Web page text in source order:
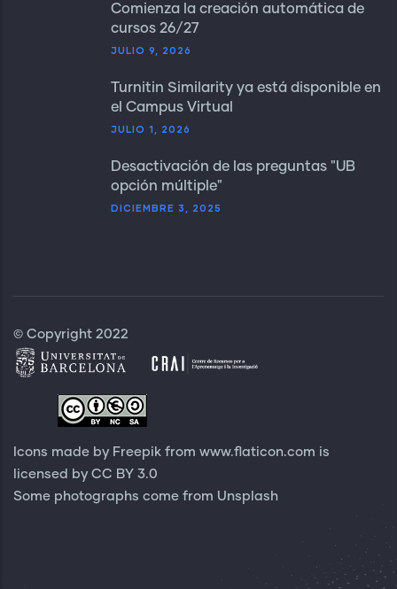
Comienza la creación automática de
cursos 26/27
JULIO 9, 2026
Turnitin Similarity ya está disponible en
el Campus Virtual
JULIO 1, 2026
Desactivación de las preguntas "UB
opción múltiple"
DICIEMBRE 3, 2025
© Copyright 2022
Icons made by Freepik from www.flaticon.com is
licensed by CC BY 3.0
Some photographs come from Unsplash